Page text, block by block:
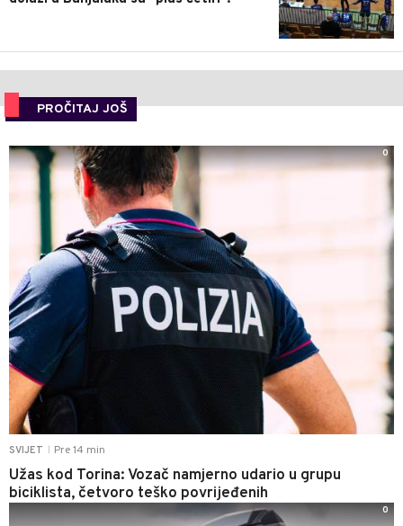
PROČITAJ JOŠ
SVIJET Pre 14 min
Užas kod Torina: Vozač namjerno udario u grupu
biciklista, četvoro teško povrijeđenih
0
0